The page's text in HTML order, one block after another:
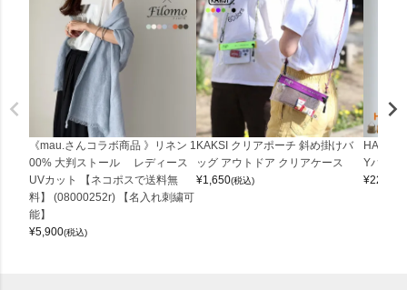
《mau.さんコラボ商品 》リネン 1
00% 大判ストール レディース
UVカット 【ネコポスで送料無
料】 (08000252r) 【名入れ刺繍可
能】
¥5,900(税込)
KAKSI クリアポーチ 斜め掛けバ
ッグ アウトドア クリアケース
¥1,650(税込)
Yバッグ
¥22,000